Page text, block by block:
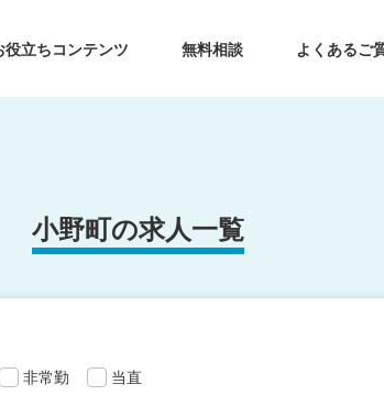
役立ちコンテンツ 無料相談 よくあるご
小野町の求人一覧
非常勤 当直